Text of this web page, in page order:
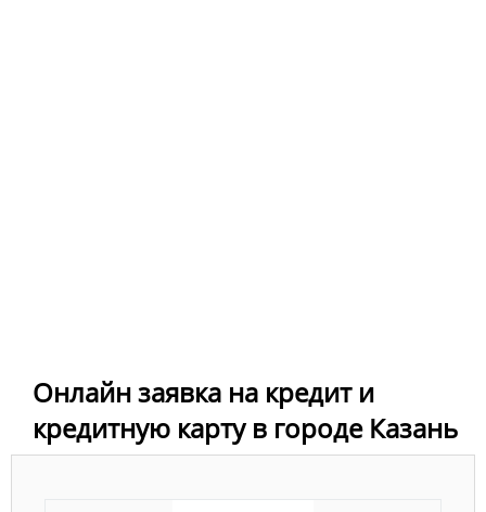
Онлайн заявка на кредит и
кредитную карту в городе Казань